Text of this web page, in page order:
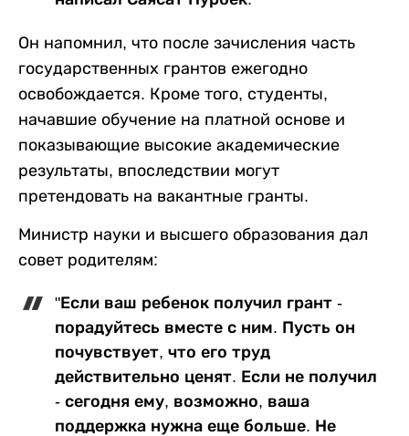
Он напомнил, что после зачисления часть
государственных грантов ежегодно
освобождается. Кроме того, студенты,
начавшие обучение на платной основе и
показывающие высокие академические
результаты, впоследствии могут
претендовать на вакантные гранты.
Министр науки и высшего образования дал
совет родителям:
"Если ваш ребенок получил грант -
порадуйтесь вместе с ним. Пусть он
почувствует, что его труд
действительно ценят. Если не получил
- сегодня ему, возможно, ваша
поддержка нужна еще больше. Не